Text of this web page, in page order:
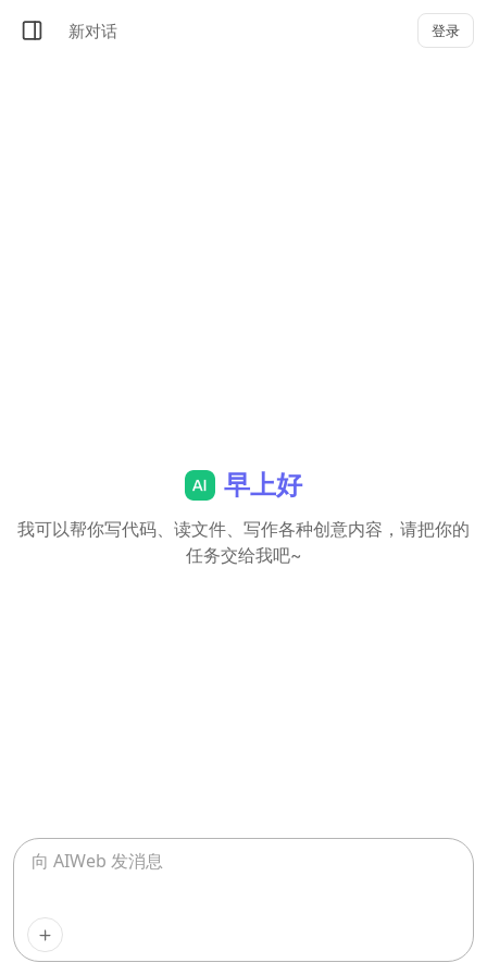
新对话 登录
早上好
我可以帮你写代码、读文件、写作各种创意内容，请把你的
任务交给我吧~